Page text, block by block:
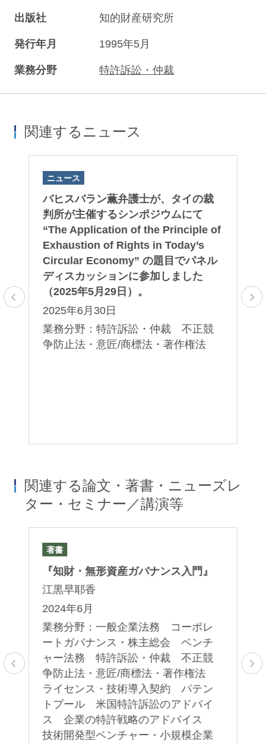
出版社 知的財産研究所
発行年月 1995年5月
業務分野 特許訴訟・仲裁
関連するニュース
ニュース
バヒスバラン薫弁護士が、タイの裁
判所が主催するシンポジウムにて
“The Application of the Principle of
Exhaustion of Rights in Today’s
Circular Economy” の題目でパネル
ディスカッションに参加しました
（2025年5月29日）。
2025年6月30日
業務分野：特許訴訟・仲裁 不正競
争防止法・意匠/商標法・著作権法
関連する論文・著書・ニューズレ
ター・セミナー／講演等
著書
『知財・無形資産ガバナンス入門』
江黒早耶香
2024年6月
業務分野：一般企業法務 コーポレ
ートガバナンス・株主総会 ベンチ
ャー法務 特許訴訟・仲裁 不正競
争防止法・意匠/商標法・著作権法
ライセンス・技術導入契約 パテン
トプール 米国特許訴訟のアドバイ
ス 企業の特許戦略のアドバイス
技術開発型ベンチャー・小規模企業